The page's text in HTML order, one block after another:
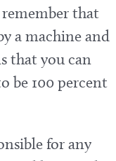
that
a machine and
that you can
be 100 percent
for any